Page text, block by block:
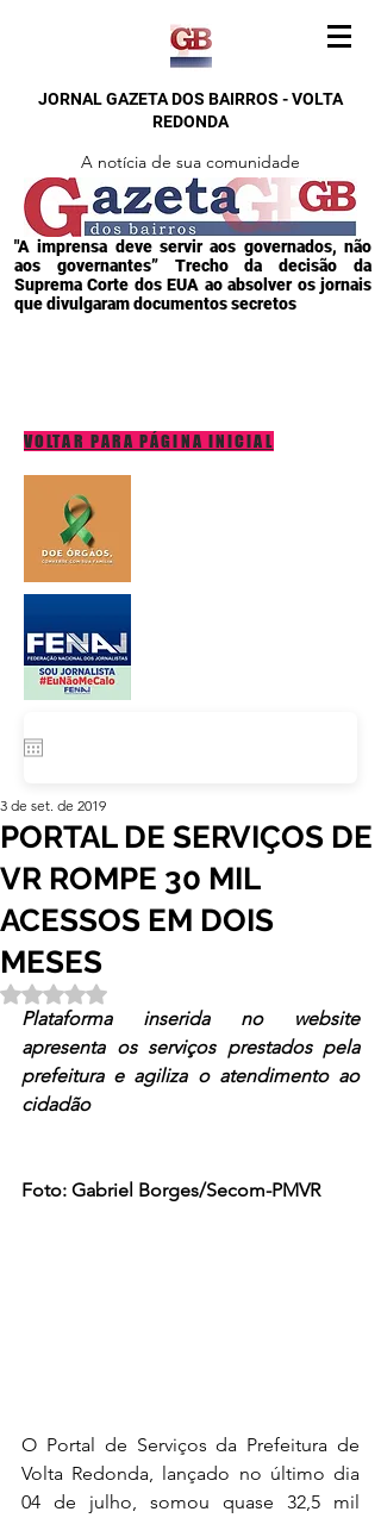
JORNAL GAZETA DOS BAIRROS - VOLTA
REDONDA
A notícia de sua comunidade
"A imprensa deve servir aos governados, não
aos governantes” Trecho da decisão da
Suprema Corte dos EUA ao absolver os jornais
que divulgaram documentos secretos
VOLTAR PARA PÁGINA INICIAL
PORTAL DE SERVIÇOS DE
VR ROMPE 30 MIL
ACESSOS EM DOIS
MESES
3 de set. de 2019
Avaliado com NaN de 5 estrelas.
Plataforma inserida no website
apresenta os serviços prestados pela
prefeitura e agiliza o atendimento ao
cidadão
Foto: Gabriel Borges/Secom-PMVR
O Portal de Serviços da Prefeitura de
Volta Redonda, lançado no último dia
04 de julho, somou quase 32,5 mil